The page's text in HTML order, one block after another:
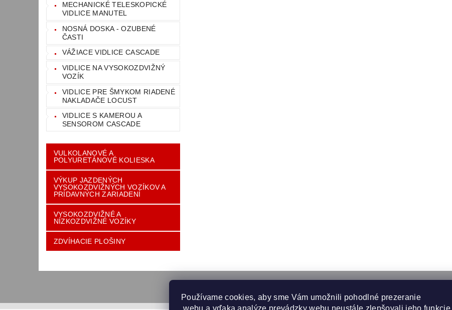
MECHANICKÉ TELESKOPICKÉ
VIDLICE MANUTEL
NOSNÁ DOSKA - OZUBENÉ
ČASTI
VÁŽIACE VIDLICE CASCADE
VIDLICE NA VYSOKOZDVIŽNÝ
VOZÍK
VIDLICE PRE ŠMYKOM RIADENÉ
NAKLADAČE LOCUST
VIDLICE S KAMEROU A
SENSOROM CASCADE
VULKOLANOVÉ A
POLYURETÁNOVÉ KOLIESKA
VÝKUP JAZDENÝCH
VYSOKOZDVIŽNÝCH VOZÍKOV A
PRÍDAVNÝCH ZARIADENÍ
VYSOKOZDVIŽNÉ A
NÍZKOZDVIŽNÉ VOZÍKY
ZDVÍHACIE PLOŠINY
Používame cookies, aby sme Vám umožnili pohodlné prezeranie
webu a vďaka analýze prevádzky webu neustále zlepšovali jeho funkcie,